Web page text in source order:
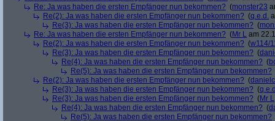
Re: Ja was haben die ersten Empfänger nun bekommen? (monster23
Re(2): Ja was haben die ersten Empfänger nun bekommen? (q.e.d.
Re(3): Ja was haben die ersten Empfänger nun bekommen? (
Re: Ja was haben die ersten Empfänger nun bekommen? (Mr L am
Re(2): Ja was haben die ersten Empfänger nun bekommen? (w114/
Re(3): Ja was haben die ersten Empfänger nun bekommen? (
Re(4): Ja was haben die ersten Empfänger nun bekommen? (
Re(5): Ja was haben die ersten Empfänger nun bekommen?
Re(2): Ja was haben die ersten Empfänger nun bekommen? (
Re(3): Ja was haben die ersten Empfänger nun bekommen? (
Re(3): Ja was haben die ersten Empfänger nun bekommen? (Mr L
Re(4): Ja was haben die ersten Empfänger nun bekommen? (
Re(5): Ja was haben die ersten Empfänger nun bekommen?